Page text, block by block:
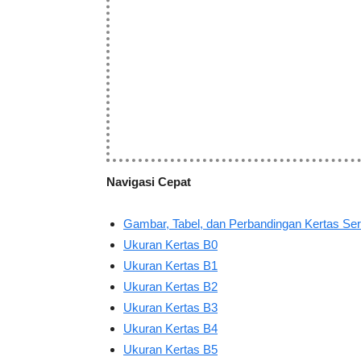
Navigasi Cepat
Gambar, Tabel, dan Perbandingan Kertas
Ukuran Kertas B0
Ukuran Kertas B1
Ukuran Kertas B2
Ukuran Kertas B3
Ukuran Kertas B4
Ukuran Kertas B5